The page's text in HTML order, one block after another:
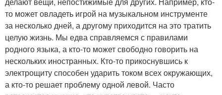
то может овладеть игрой на музыкальном инструменте
за несколько дней, а другому приходится на это тратить
целую жизнь. Мы едва справляемся с правилами
родного языка, а кто-то может свободно говорить на
нескольких иностранных. Кто-то прикоснувшись к
электрощиту способен ударить током всех окружающих,
а кто-то решает проблему одной левой. Часто